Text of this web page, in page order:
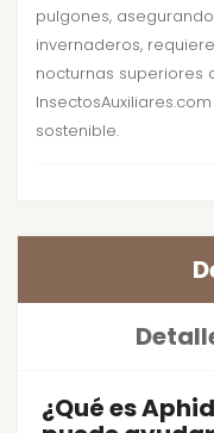
pulgones,
invernaderos,
nocturnas superiores
sostenible.
¿Qué es